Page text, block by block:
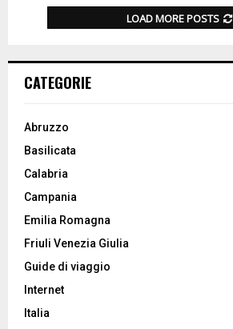
LOAD MORE POSTS
CATEGORIE
Abruzzo
Basilicata
Calabria
Campania
Emilia Romagna
Friuli Venezia Giulia
Guide di viaggio
Internet
Italia